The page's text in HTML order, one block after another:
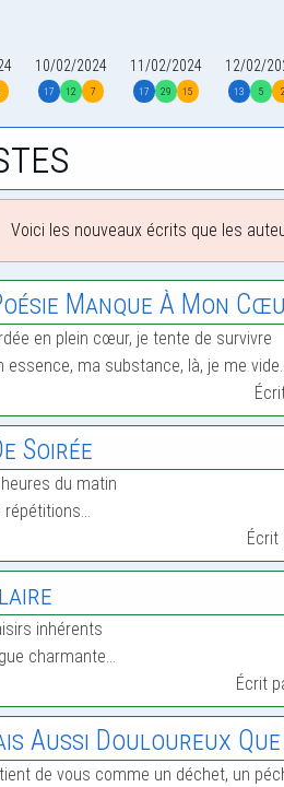
10/02/2024
17 12 7
11/02/2024
17 29 15
12/02/
13 5 2
Voici les nouveaux écrits que les
Manque À Mon
en plein cœur, je tente de survivre
essence, ma substance, là, je me
Soirée
du matin
répétitions…
inhérents
charmante…
Écrit
Aussi Douloureux Que
de vous comme un déchet, un